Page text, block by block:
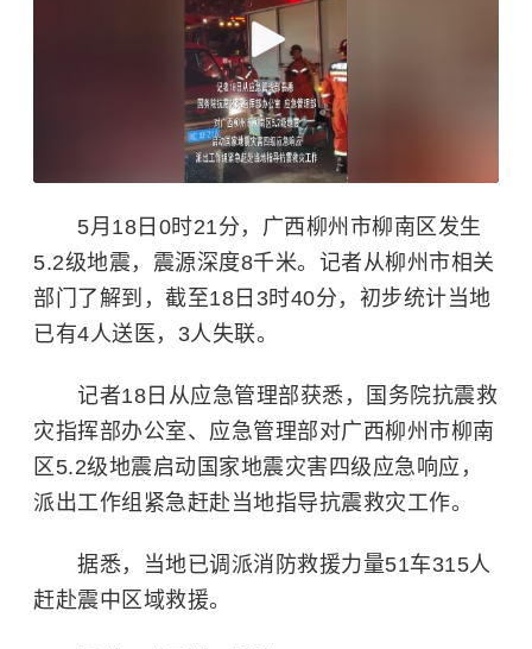
5月18日0时21分，广西柳州市柳南区发生
5.2级地震，震源深度8千米。记者从柳州市相关
部门了解到，截至18日3时40分，初步统计当地
已有4人送医，3人失联。
记者18日从应急管理部获悉，国务院抗震救
灾指挥部办公室、应急管理部对广西柳州市柳南
区5.2级地震启动国家地震灾害四级应急响应，
派出工作组紧急赶赴当地指导抗震救灾工作。
据悉，当地已调派消防救援力量51车315人
赶赴震中区域救援。